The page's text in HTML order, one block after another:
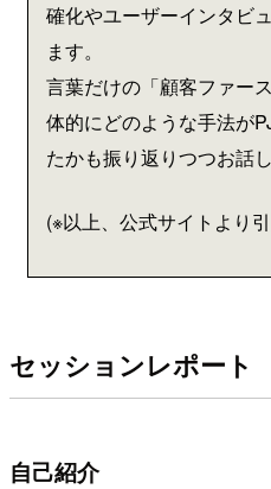
確化やユーザーインタビ
ます。
言葉だけの「顧客ファー
体的にどのような手法が
たかも振り返りつつお話し
(※以上、公式サイトより
セッションレポート
自己紹介